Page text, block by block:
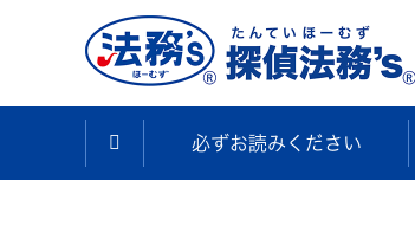
必ずお読みください